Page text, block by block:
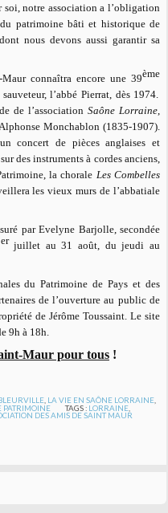
notre association a l’obligation
patrimoine bâti et historique de
nous devons aussi garantir sa
connaîtra encore une 39ème
l’abbé Pierrat, dès 1974.
de l’association Saône Lorraine,
Monchablon (1835-1907).
concert de pièces anglaises et
des instruments à cordes anciens,
la chorale Les Combelles
les vieux murs de l’abbatiale
par Evelyne Barjolle, secondée
er juillet au 31 août, du jeudi au
du Patrimoine de Pays et des
de l’ouverture au public de
de Jérôme Toussaint. Le site
9h à 18h.
Maur pour tous !
, LA VIE EN SAÔNE LORRAINE,
PATRIMOINE TAGS : LORRAINE
DES AMIS DE SAINT MAUR